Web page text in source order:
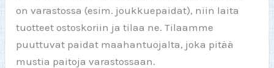
on varastossa (esim. joukkuepaidat), niin laita
tuotteet ostoskoriin ja tilaa ne. Tilaamme
puuttuvat paidat maahantuojalta, joka pitää
mustia paitoja varastossaan.